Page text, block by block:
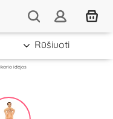
idėjos
Rūšiuoti